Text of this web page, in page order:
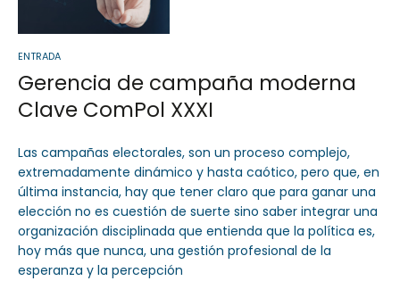
ENTRADA
Gerencia de campaña moderna
Clave ComPol XXXI
Las campañas electorales, son un proceso complejo,
extremadamente dinámico y hasta caótico, pero que, en
última instancia, hay que tener claro que para ganar una
elección no es cuestión de suerte sino saber integrar una
organización disciplinada que entienda que la política es,
hoy más que nunca, una gestión profesional de la
esperanza y la percepción